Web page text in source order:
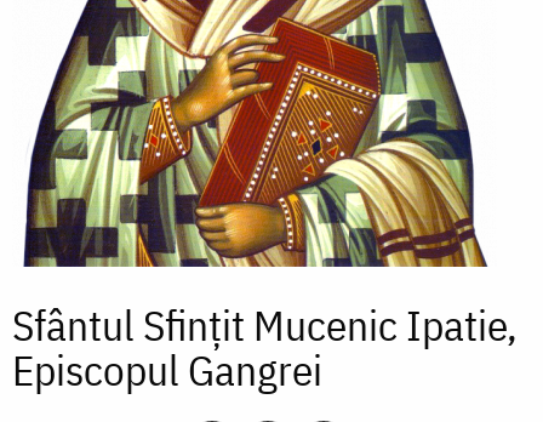
Sfântul Sfințit Mucenic Ipatie,
Episcopul Gangrei